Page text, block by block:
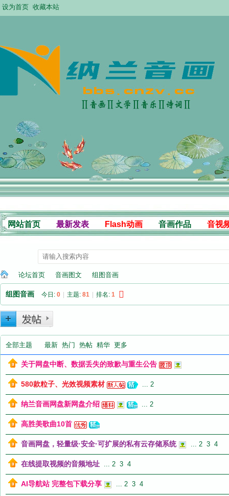
设为首页 收藏本站
网站首页 最新发表 Flash动画 音画作品 音视
纳 »
论坛首页
›
音画图文 组图音画
组图音画 今日: 0 主题: 81 排名: 1
全部主题 最新 热门 热帖 精华 更多
关于网盘中断、数据丢失的致歉与重生公告
580款粒子、光效视频素材 ... 2
纳兰音画网盘新网盘介绍 ... 2
高胜美歌曲10首
音画网盘，轻量级·安全·可扩展的私有云存储系统 ... 2 3 4
在线提取视频的音频地址 ... 2 3 4
AI导航站 完整包下载分享 ... 2 3 4